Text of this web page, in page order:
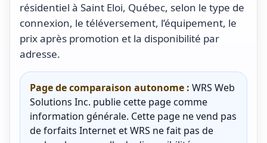
résidentiel à Saint Eloi, Québec, selon le type de
connexion, le téléversement, l’équipement, le
prix après promotion et la disponibilité par
adresse.
Page de comparaison autonome : WRS Web
Solutions Inc. publie cette page comme
information générale. Cette page ne vend pas
de forfaits Internet et WRS ne fait pas de